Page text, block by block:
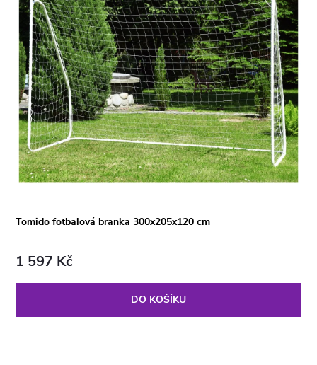
Tomido fotbalová branka 300x205x120 cm
1 597 Kč
DO KOŠÍKU